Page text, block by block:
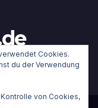
Cookies.
du der Verwendung
von Cookies,